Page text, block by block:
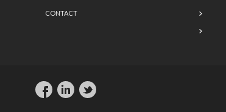
CONTACT